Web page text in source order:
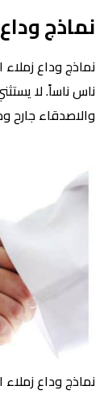
نماذج
نماذج وداع زملاء
ناس ناساً. لا
والاصدقاء
نماذج وداع